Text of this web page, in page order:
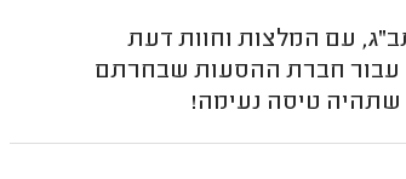
עם המלצות וחוות דעת
עבור חברת ההסעות שבחרתם
שתהיה טיסה נעימה!